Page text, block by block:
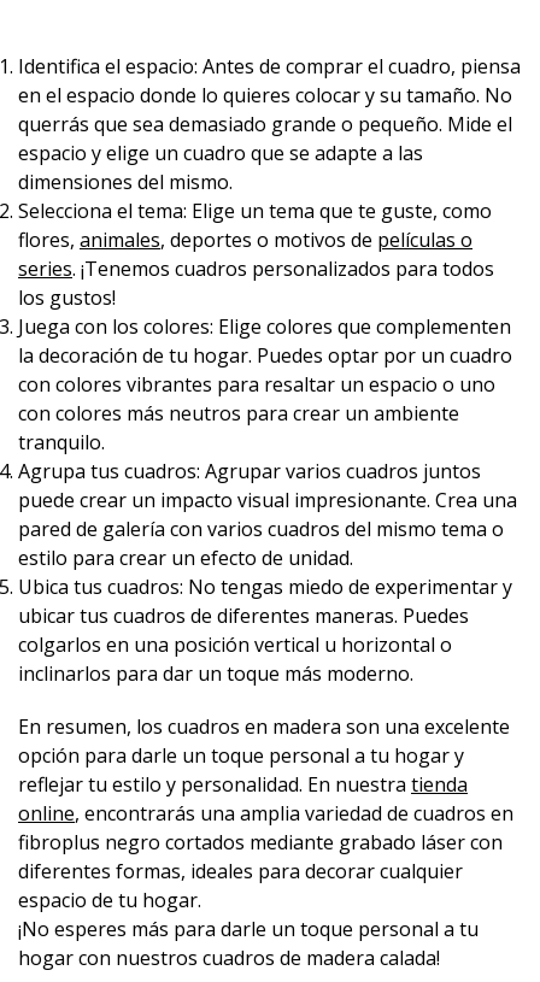
Identifica el espacio: Antes de comprar el cuadro, piensa
en el espacio donde lo quieres colocar y su tamaño. No
querrás que sea demasiado grande o pequeño. Mide el
espacio y elige un cuadro que se adapte a las
dimensiones del mismo.
Selecciona el tema: Elige un tema que te guste, como
flores, animales, deportes o motivos de películas o
series. ¡Tenemos cuadros personalizados para todos
los gustos!
Juega con los colores: Elige colores que complementen
la decoración de tu hogar. Puedes optar por un cuadro
con colores vibrantes para resaltar un espacio o uno
con colores más neutros para crear un ambiente
tranquilo.
Agrupa tus cuadros: Agrupar varios cuadros juntos
puede crear un impacto visual impresionante. Crea una
pared de galería con varios cuadros del mismo tema o
estilo para crear un efecto de unidad.
Ubica tus cuadros: No tengas miedo de experimentar y
ubicar tus cuadros de diferentes maneras. Puedes
colgarlos en una posición vertical u horizontal o
inclinarlos para dar un toque más moderno.
En resumen, los cuadros en madera son una excelente
opción para darle un toque personal a tu hogar y
reflejar tu estilo y personalidad. En nuestra tienda
online, encontrarás una amplia variedad de cuadros en
fibroplus negro cortados mediante grabado láser con
diferentes formas, ideales para decorar cualquier
espacio de tu hogar.
¡No esperes más para darle un toque personal a tu
hogar con nuestros cuadros de madera calada!